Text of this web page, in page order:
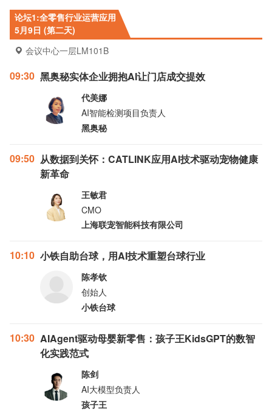
论坛1:全零售行业运营应用
5月9日 (第二天)
会议中心一层LM101B
09:30 黑奥秘实体企业拥抱AI让门店成交提效
代美娜
AI智能检测项目负责人
黑奥秘
09:50 从数据到关怀：CATLINK应用AI技术驱动宠物健康
新革命
王敏君
CMO
上海联宠智能科技有限公司
10:10 小铁自助台球，用AI技术重塑台球行业
陈孝钦
创始人
小铁台球
10:30 AIAgent驱动母婴新零售：孩子王KidsGPT的数智
化实践范式
陈剑
AI大模型负责人
孩子王